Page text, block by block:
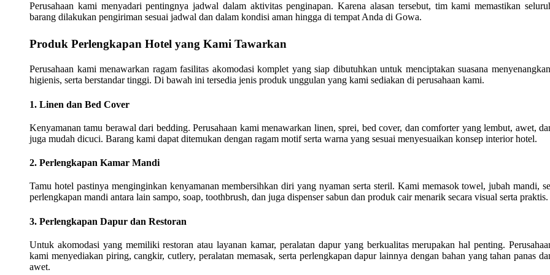
Perusahaan kami menyadari pentingnya jadwal dalam aktivitas penginapan. Karena alasan tersebut, tim kami memastikan
barang dilakukan pengiriman sesuai jadwal dan dalam kondisi aman hingga di tempat Anda di Gowa.
Produk Perlengkapan Hotel yang Kami Tawarkan
Perusahaan kami menawarkan ragam fasilitas akomodasi komplet yang siap dibutuhkan untuk menciptakan suasana
higienis, serta berstandar tinggi. Di bawah ini tersedia jenis produk unggulan yang kami sediakan di perusahaan kami.
1. Linen dan Bed Cover
Kenyamanan tamu berawal dari bedding. Perusahaan kami menawarkan linen, sprei, bed cover, dan comforter yang lembut, awet,
juga mudah dicuci. Barang kami dapat ditemukan dengan ragam motif serta warna yang sesuai menyesuaikan konsep interior hotel.
2. Perlengkapan Kamar Mandi
Tamu hotel pastinya menginginkan kenyamanan membersihkan diri yang nyaman serta steril. Kami memasok towel, jubah mandi,
perlengkapan mandi antara lain sampo, soap, toothbrush, dan juga dispenser sabun dan produk cair menarik secara visual serta praktis.
3. Perlengkapan Dapur dan Restoran
Untuk akomodasi yang memiliki restoran atau layanan kamar, peralatan dapur yang berkualitas merupakan hal penting.
kami menyediakan piring, cangkir, cutlery, peralatan memasak, serta perlengkapan dapur lainnya dengan bahan yang tahan panas
awet.